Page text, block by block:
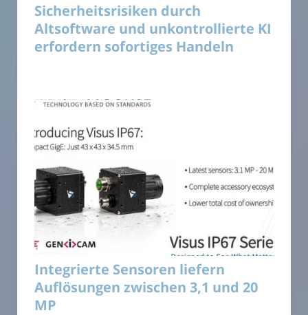
Sicherheitsrisiken durch
Altsoftware und unkontrollierte KI
erfordern sofortiges Handeln
Integrierte Sensoren liefern
Auflösungen zwischen 3,1 und 20
MP